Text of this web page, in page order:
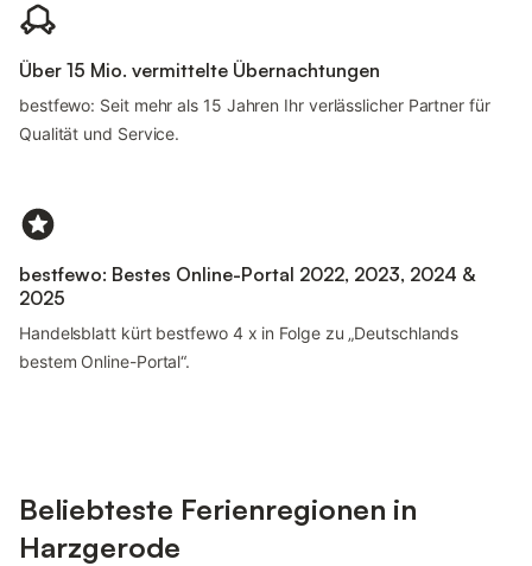
Über 15 Mio. vermittelte Übernachtungen
bestfewo: Seit mehr als 15 Jahren Ihr verlässlicher Partner für
Qualität und Service.
bestfewo: Bestes Online-Portal 2022, 2023, 2024 &
2025
Handelsblatt kürt bestfewo 4 x in Folge zu „Deutschlands
bestem Online-Portal“.
Beliebteste Ferienregionen in
Harzgerode